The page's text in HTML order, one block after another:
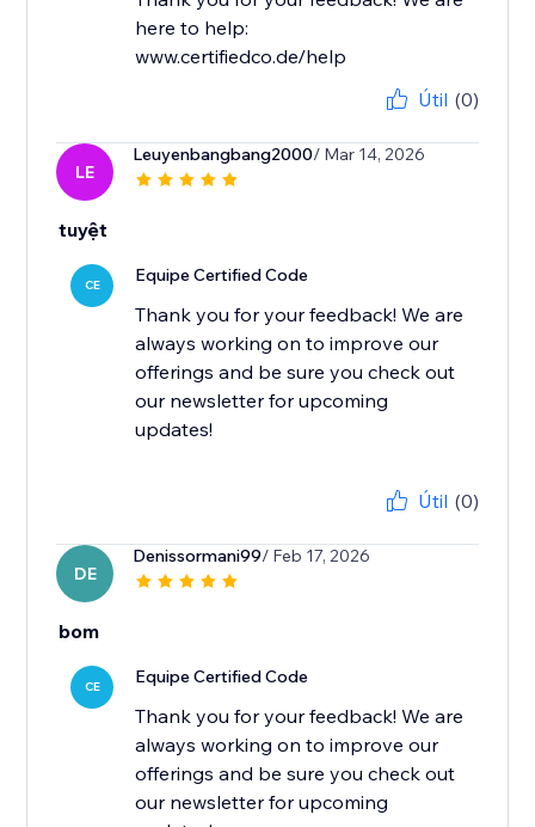
here to help:
www.certifiedco.de/help
Útil (0)
LE
Leuyenbangbang2000/ Mar 14, 2026
tuyệt
CE Equipe Certified Code
Thank you for your feedback! We are
always working on to improve our
offerings and be sure you check out
our newsletter for upcoming
updates!
Útil (0)
DE
Denissormani99/ Feb 17, 2026
bom
CE Equipe Certified Code
Thank you for your feedback! We are
always working on to improve our
offerings and be sure you check out
our newsletter for upcoming